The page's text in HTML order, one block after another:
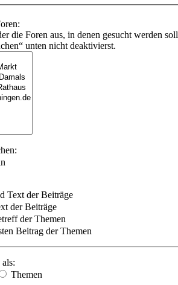
die Foren aus, in denen gesucht werden
unten nicht deaktivierst.
Text der Beiträge
der Beiträge
der Themen
Beitrag der Themen
Themen